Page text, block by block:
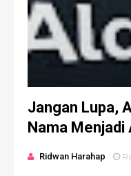
Jangan Lupa,
Nama Menjadi
Ridwan Harahap